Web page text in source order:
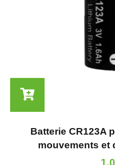
Batterie CR123A
mouvements et